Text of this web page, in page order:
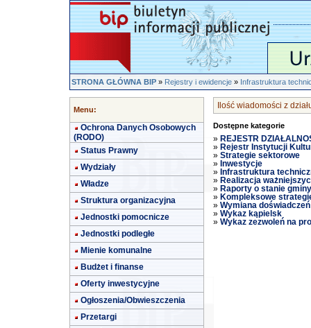
STRONA GŁÓWNA BIP»Rejestry i ewidencje»Infrastruktura
Menu:
Ochrona Danych Osobowych
(RODO)
Status Prawny
Wydziały
Władze
Struktura organizacyjna
Jednostki pomocnicze
Jednostki podległe
Mienie komunalne
Budżet i finanse
Oferty inwestycyjne
Ogłoszenia/Obwieszczenia
Przetargi
Ilość wiadomości z
Dostępne kategorie
» REJESTR
» Rejestr Instytucji
» Strategie sektorowe
» Inwestycje
» Infrastruktura
» Realizacja
» Raporty o stanie gminy
» Kompleksowe
» Wymiana doświadczeń
» Wykaz kąpielsk
» Wykaz zezwoleń na